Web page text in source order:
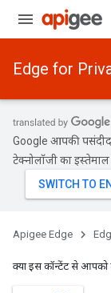
Edge for
Google आपकी
टेक्नोलॉजी का
Apigee Edge
क्या इस कॉन्टेंट से आपको